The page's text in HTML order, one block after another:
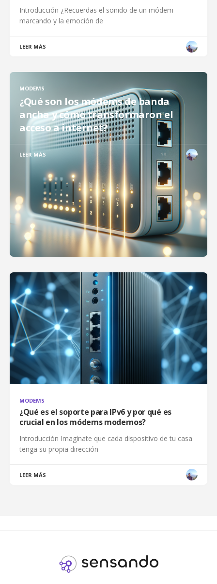
Introducción ¿Recuerdas el sonido de un módem
marcando y la emoción de
LEER MÁS
MODEMS
¿Qué son los módems de banda
ancha y cómo transformaron el
acceso a internet?
LEER MÁS
MODEMS
¿Qué es el soporte para IPv6 y por qué es
crucial en los módems modernos?
Introducción Imagínate que cada dispositivo de tu casa
tenga su propia dirección
LEER MÁS